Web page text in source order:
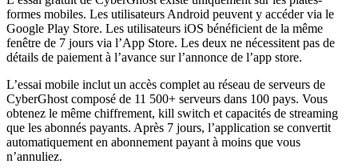
formes mobiles. Les utilisateurs Android peuvent y accéder via le
Google Play Store. Les utilisateurs iOS bénéficient de la même
fenêtre de 7 jours via l’App Store. Les deux ne nécessitent pas de
détails de paiement à l’avance sur l’annonce de l’app store.
L’essai mobile inclut un accès complet au réseau de serveurs de
CyberGhost composé de 11 500+ serveurs dans 100 pays. Vous
obtenez le même chiffrement, kill switch et capacités de streaming
que les abonnés payants. Après 7 jours, l’application se convertit
automatiquement en abonnement payant à moins que vous
n’annuliez.